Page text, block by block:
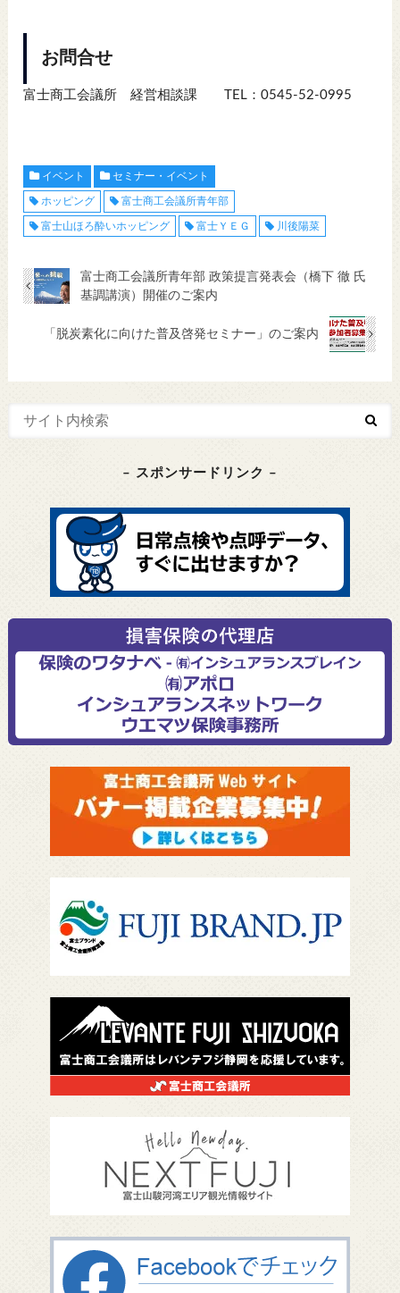
お問合せ
富士商工会議所 経営相談課 TEL：0545-52-0995
イベント セミナー・イベント
ホッピング 富士商工会議所青年部
富士山ほろ酔いホッピング 富士ＹＥＧ 川後陽菜
富士商工会議所青年部 政策提言発表会（橋下 徹 氏
基調講演）開催のご案内
「脱炭素化に向けた普及啓発セミナー」のご案内
– スポンサードリンク –